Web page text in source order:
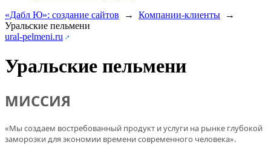
«Дабл Ю»: создание сайтов
→ Компании-клиенты
→
Уральские пельмени
ural-pelmeni.ru
Уральские пельмени
МИССИЯ
«Мы создаем востребованный продукт и услуги на рынке глубокой
заморозки для экономии времени современного человека».